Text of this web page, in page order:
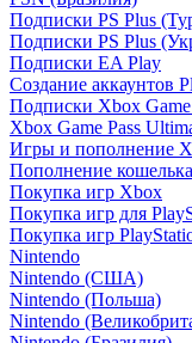
Подписки PS Plus
Подписки PS Plus
Подписки EA Play
Создание аккаунтов
Подписки Xbox Game
Xbox Game Pass
Игры и пополнение
Пополнение
Покупка игр Xbox
Покупка игр для
Покупка игр
Nintendo
Nintendo (США)
Nintendo (Польша)
Nintendo